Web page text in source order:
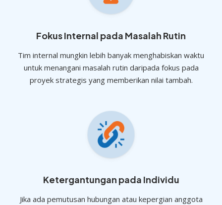
Fokus Internal pada Masalah Rutin
Tim internal mungkin lebih banyak menghabiskan waktu
untuk menangani masalah rutin daripada fokus pada
proyek strategis yang memberikan nilai tambah.
Ketergantungan pada Individu
Jika ada pemutusan hubungan atau kepergian anggota